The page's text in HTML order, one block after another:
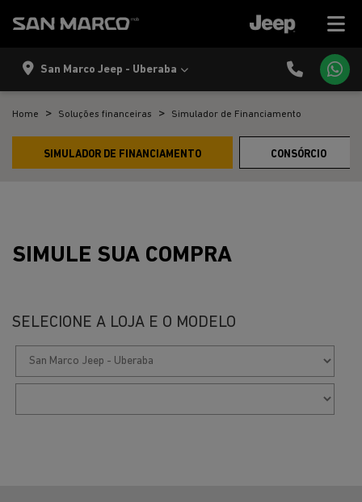
San Marco Jeep - Uberaba
Home Soluções financeiras Simulador de Financiamento
CONSÓRCIO
SIMULADOR DE FINANCIAMENTO
SIMULE SUA COMPRA
SELECIONE A LOJA E O MODELO